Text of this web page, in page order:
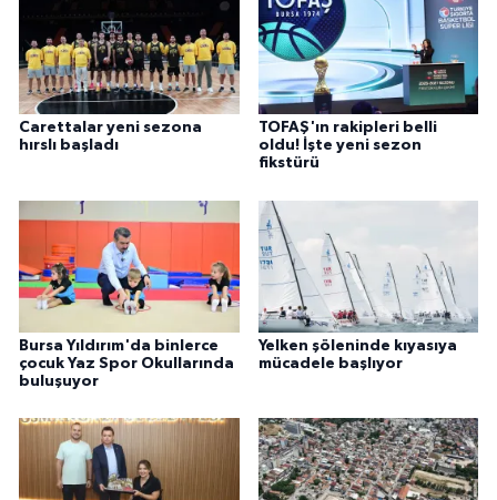
Carettalar yeni sezona
hırslı başladı
TOFAŞ'ın rakipleri belli
oldu! İşte yeni sezon
fikstürü
Bursa Yıldırım'da binlerce
çocuk Yaz Spor Okullarında
buluşuyor
Yelken şöleninde kıyasıya
mücadele başlıyor